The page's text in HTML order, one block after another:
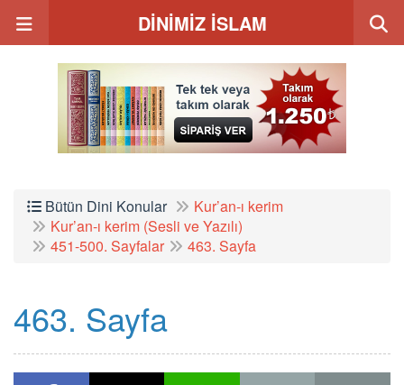
DİNİMİZ İSLAM
Bütün Dini Konular
Kur’an-ı kerim
Kur’an-ı kerim (Sesli ve Yazılı)
451-500. Sayfalar
463. Sayfa
463. Sayfa